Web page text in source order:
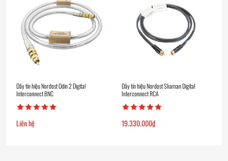
Dây tín hiệu Nordost Odin 2 Digital
Interconnect BNC
Liên hệ
Dây tín hiệu Nordost Shaman Digital
Interconnect RCA
19.330.000₫